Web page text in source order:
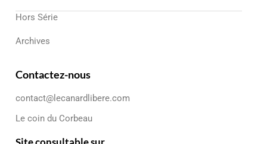
Hors Série
Archives
Contactez-nous
contact@lecanardlibere.com
Le coin du Corbeau